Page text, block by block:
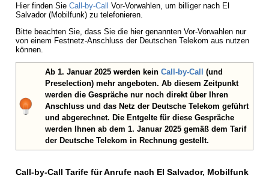
Hier finden Sie Call-by-Call Vor-Vorwahlen, um billiger nach El
Salvador (Mobilfunk) zu telefonieren.
Bitte beachten Sie, dass Sie die hier genannten Vor-Vorwahlen nur
von einem Festnetz-Anschluss der Deutschen Telekom aus nutzen
können.
Ab 1. Januar 2025 werden kein Call-by-Call (und
Preselection) mehr angeboten. Ab diesem Zeitpunkt
werden die Gespräche nur noch direkt über Ihren
Anschluss und das Netz der Deutsche Telekom geführt
und abgerechnet. Die Entgelte für diese Gespräche
werden Ihnen ab dem 1. Januar 2025 gemäß dem Tarif
der Deutsche Telekom in Rechnung gestellt.
Call-by-Call Tarife für Anrufe nach El Salvador, Mobilfunk